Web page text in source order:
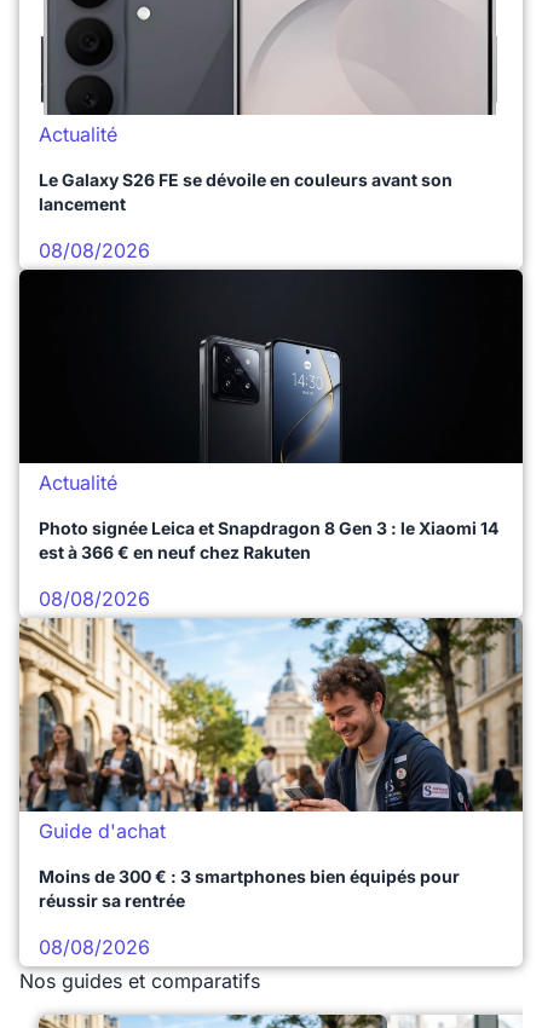
Actualité
Le Galaxy S26 FE se dévoile en couleurs avant son
lancement
08/08/2026
Actualité
Photo signée Leica et Snapdragon 8 Gen 3 : le Xiaomi 14
est à 366 € en neuf chez Rakuten
08/08/2026
Guide d'achat
Moins de 300 € : 3 smartphones bien équipés pour
réussir sa rentrée
08/08/2026
Nos guides et comparatifs